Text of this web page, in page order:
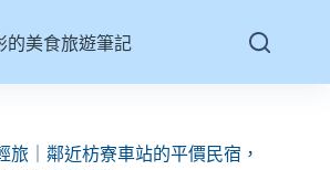
的美食旅遊筆記
旅｜鄰近枋寮車站的平價民宿，